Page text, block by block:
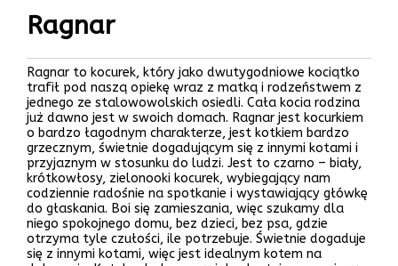
Ragnar
Ragnar to kocurek, który jako dwutygodniowe kociątko
trafił pod naszą opiekę wraz z matką i rodzeństwem z
jednego ze stalowowolskich osiedli. Cała kocia rodzina
już dawno jest w swoich domach. Ragnar jest kocurkiem
o bardzo łagodnym charakterze, jest kotkiem bardzo
grzecznym, świetnie dogadującym się z innymi kotami i
przyjaznym w stosunku do ludzi. Jest to czarno – biały,
krótkowłosy, zielonooki kocurek, wybiegający nam
codziennie radośnie na spotkanie i wystawiający główkę
do głaskania. Boi się zamieszania, więc szukamy dla
niego spokojnego domu, bez dzieci, bez psa, gdzie
otrzyma tyle czułości, ile potrzebuje. Świetnie dogaduje
się z innymi kotami, więc jest idealnym kotem na